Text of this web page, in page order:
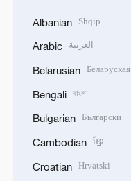
Albanian Shqip
Arabic العربية
Belarusian Беларуская
Bengali বাংলা
Bulgarian Български
Cambodian ខ្មែរ
Croatian Hrvatski